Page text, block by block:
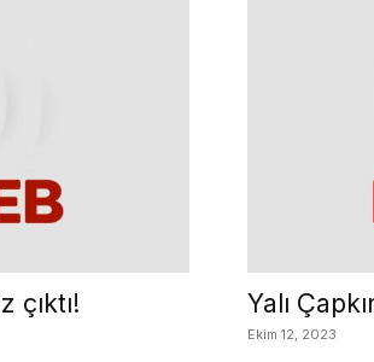
çıktı! Yalı
Ekim 12, 2023